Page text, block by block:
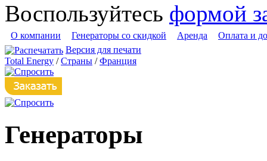
Воспользуйтесь формой
О компании Генераторы со скидкой Аренда
Оплата и
Версия для печати
Total Energy /Страны /Франция
Генераторы